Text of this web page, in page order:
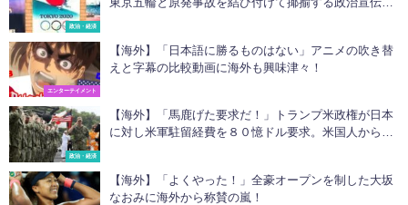
政治・経済
エンターテイメント
【海外】「日本語に勝るものはない」アニメの吹き替
えと字幕の比較動画に海外も興味津々！
政治・経済
【海外】「馬鹿げた要求だ！」トランプ米政権が日本
に対し米軍駐留経費を８０憶ドル要求。米国人からも
【海外】「よくやった！」全豪オープンを制した大坂
なおみに海外から称賛の嵐！